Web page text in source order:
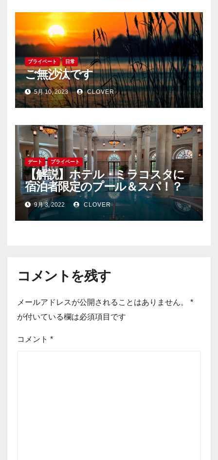
プライベート 日常
ご無沙汰です
5月 10, 2023 CLOVER
デート プライベート
【解説】ホテル・ミラコスタに
宿泊者限定のプール＆スパ！？
テルメ・ヴェネツィアにいって
みた！東京ディズニーシーデー
ト
9月 3, 2022 CLOVER
コメントを残す
メールアドレスが公開されることはありません。
*
が付いている欄は必須項目です
コメント *